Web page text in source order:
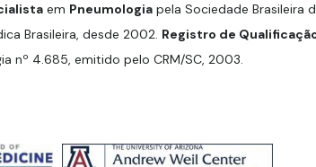
em Pneumologia pela Sociedade Brasileira
Brasileira, desde 2002. Registro de
nº 4.685, emitido pelo CRM/SC, 2003.